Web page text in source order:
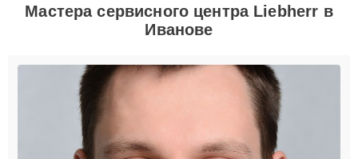
Мастера сервисного центра Liebherr в
Иванове